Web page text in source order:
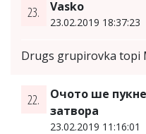
23. Vasko
23.02.2019 18:37:23
Drugs grupirovka topi
22.
Очото ше
затвора
23.02.2019 11:16:01